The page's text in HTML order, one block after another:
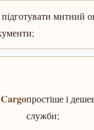
митний
Cargoпростіше і
служби;